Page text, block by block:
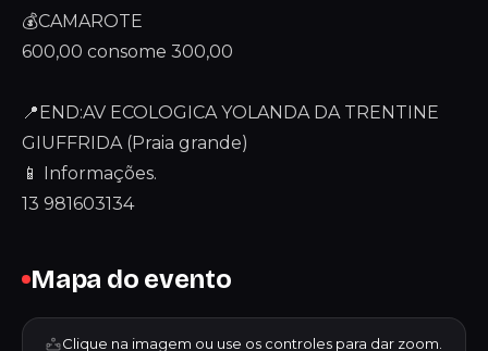
💰CAMAROTE
600,00 consome 300,00
📍END:AV ECOLOGICA YOLANDA DA TRENTINE
GIUFFRIDA (Praia grande)
📱 Informações.
13 981603134
Mapa do evento
Clique na imagem ou use os controles para dar zoom.